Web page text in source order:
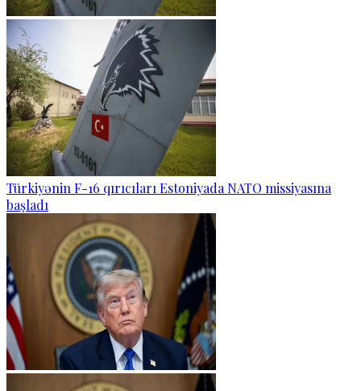
Türkiyənin F-16 qırıcıları Estoniyada NATO missiyasına
başladı